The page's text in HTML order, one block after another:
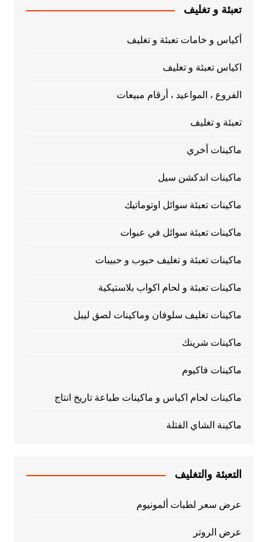
تعبئة و تغليف
أكياس و خامات تعبئة و تغليف
اكياس تعبئة و تغليف
الفروع ، المواعيد ، أرقام مبيعات
تعبئة و تغليف
ماكينات أخري
ماكينات اندكشن سيل
ماكينات تعبئة سوائل اوتوماتيك
ماكينات تعبئة سوائل في عبوات
ماكينات تعبئة و تغليف حبوب و حبيبات
ماكينات تعبئة و لحام اكواب بلاستيكية
ماكينات تغليف سلوفان وماكينات لصق ليبل
ماكينات شرينك
ماكينات فاكيوم
ماكينات لحام اكياس و ماكينات طباعة تاريخ انتاج
ماكينة الشاي الفتلة
التعبئة والتغليف
عرض سعر لطبات ألمونيوم
عرض الروتر